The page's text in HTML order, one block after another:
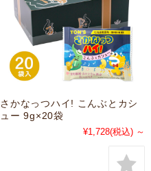
さかなっつハイ! こんぶとカシ
ュー 9g×20袋
¥1,728(税込) ～